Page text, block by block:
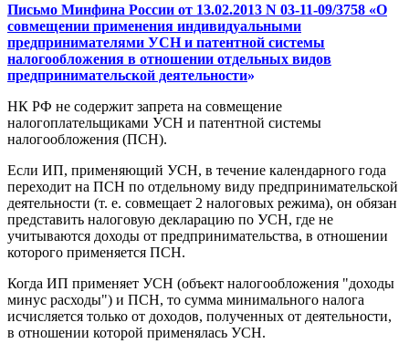
Письмо Минфина России от 13.02.2013 N 03-11-09/3758 «О
совмещении применения индивидуальными
предпринимателями УСН и патентной системы
налогообложения в отношении отдельных видов
предпринимательской деятельности»
НК РФ не содержит запрета на совмещение
налогоплательщиками УСН и патентной системы
налогообложения (ПСН).
Если ИП, применяющий УСН, в течение календарного года
переходит на ПСН по отдельному виду предпринимательской
деятельности (т. е. совмещает 2 налоговых режима), он обязан
представить налоговую декларацию по УСН, где не
учитываются доходы от предпринимательства, в отношении
которого применяется ПСН.
Когда ИП применяет УСН (объект налогообложения "доходы
минус расходы") и ПСН, то сумма минимального налога
исчисляется только от доходов, полученных от деятельности,
в отношении которой применялась УСН.